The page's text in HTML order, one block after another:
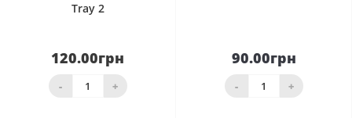
Tray 2
120.00грн
- +
90.00грн
- +